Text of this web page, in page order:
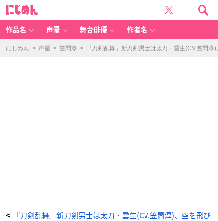
1
(月)
X
作品名 声優 舞台俳優 作者名
にじめん > 声優 > 笠間淳 > 『刀剣乱舞』新刀剣男士は太刀・雲生(CV.笠間
<
『刀剣乱舞』新刀剣男士は太刀・雲生(CV.笠間淳)、空を飛び